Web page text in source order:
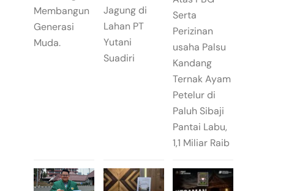
Membangun
Generasi
Muda.
Jagung di
Lahan PT
Yutani
Suadiri
Serta
Perizinan
usaha Palsu
Kandang
Ternak Ayam
Petelur di
Paluh Sibaji
Pantai Labu,
1,1 Miliar Raib